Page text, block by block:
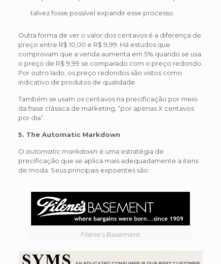
talvez fosse possível expandir esse processo.
Outra forma de ver o valor dos centavos é a diferença de
preço entre R$ 10,00 e R$ 9,99. Há estudos que
comprovam que a venda aumenta em 5% quando se usa
o preço de R$ 9,99 se comparado com o preço redondo.
Por outro lado, os preço redondos são vistos como
indicativo de produtos de qualidade.
Também se usam os centavos na precificação por meio
da frase clássica de marketing, “por apenas X centavos
por dia”.
5. The Automatic Markdown
O automatic markdown é uma estratégia de
precificação que se aplica mais adequadamente a itens
de moda. Seus principais expoentes são:
Filene's Basement